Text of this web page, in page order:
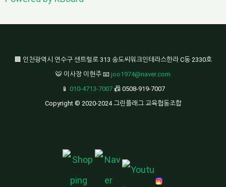
🏢 인천광역시 연수구 센트럴로 313 송도씨워크인테라스한라 C동 2330호
🐯 이사장 이현주 📧 joo1974@naver.com
📱 010-4713-7007📠 0508-919-7007
Copyright © 2020-2024 그린플래그 교육협동조합